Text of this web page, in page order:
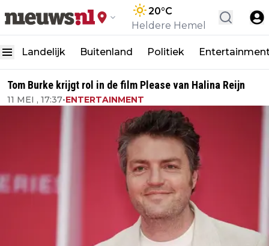
20°C
Heldere Hemel
Landelijk Buitenland Politiek
Tom Burke krijgt rol in de film Please van Halina Reijn
11 MEI , 17:37•ENTERTAINMENT